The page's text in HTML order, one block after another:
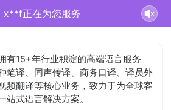
x**f正在为您服务
有15+年行业积淀的高端语言服务
笔译、同声传译、商务口译、译员外
频翻译等核心业务，致力于为全球客
站式语言解决方案。